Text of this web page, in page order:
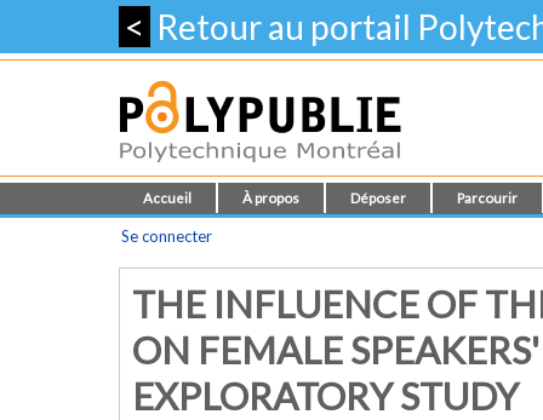
< Retour au portail
Accueil À propos Déposer Parcourir
Se connecter
THE INFLUENCE OF
ON FEMALE
EXPLORATORY STUDY